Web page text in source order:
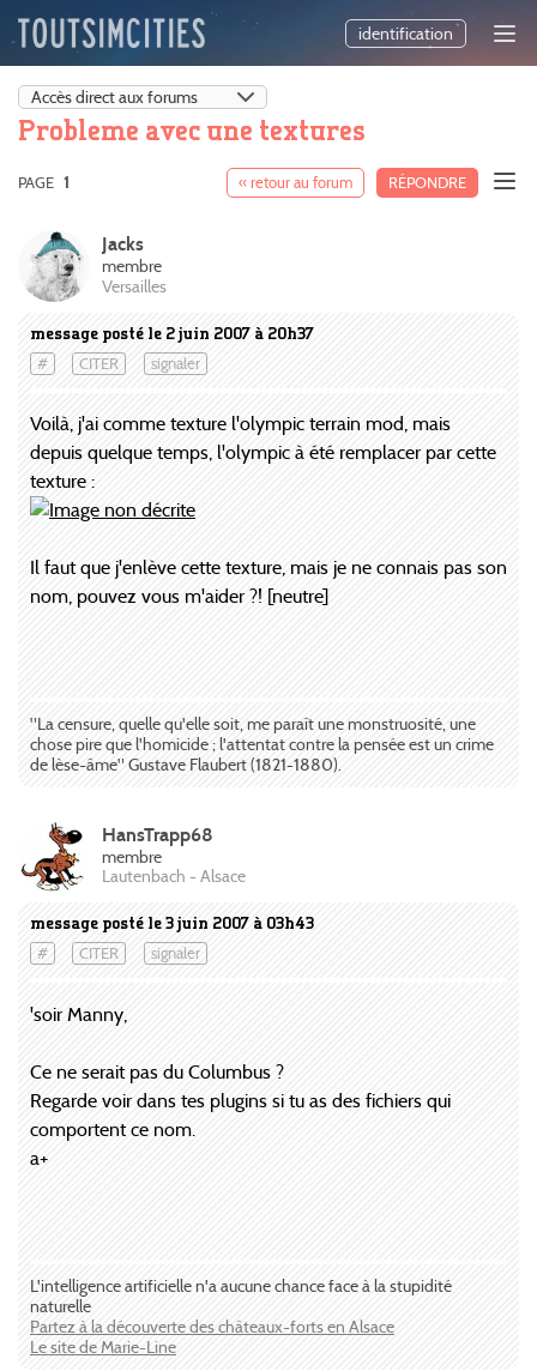
identification
Probleme avec une textures
« retour au forum RÉPONDRE
PAGE 1
message posté le 2 juin 2007 à 20h37
# CITER signaler
Jacks
membre
Versailles
Voilà, j'ai comme texture l'olympic terrain mod, mais
depuis quelque temps, l'olympic à été remplacer par cette
texture :
Il faut que j'enlève cette texture, mais je ne connais pas son
nom, pouvez vous m'aider ?! [neutre]
"La censure, quelle qu'elle soit, me paraît une monstruosité, une
chose pire que l'homicide ; l'attentat contre la pensée est un crime
de lèse-âme" Gustave Flaubert (1821-1880).
message posté le 3 juin 2007 à 03h43
# CITER signaler
HansTrapp68
membre
Lautenbach - Alsace
'soir Manny,
Ce ne serait pas du Columbus ?
Regarde voir dans tes plugins si tu as des fichiers qui
comportent ce nom.
a+
L'intelligence artificielle n'a aucune chance face à la stupidité
naturelle
Partez à la découverte des châteaux-forts en Alsace
Le site de Marie-Line